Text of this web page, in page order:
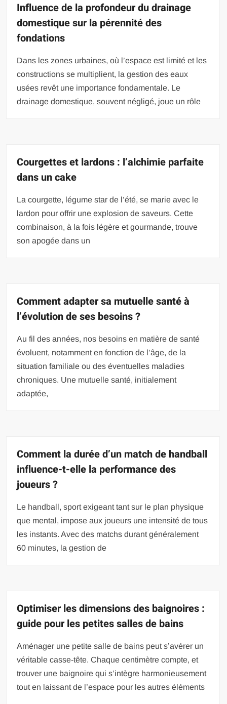
Influence de la profondeur du drainage
domestique sur la pérennité des
fondations
Dans les zones urbaines, où l’espace est limité et les
constructions se multiplient, la gestion des eaux
usées revêt une importance fondamentale. Le
drainage domestique, souvent négligé, joue un rôle
Courgettes et lardons : l’alchimie parfaite
dans un cake
La courgette, légume star de l’été, se marie avec le
lardon pour offrir une explosion de saveurs. Cette
combinaison, à la fois légère et gourmande, trouve
son apogée dans un
Comment adapter sa mutuelle santé à
l’évolution de ses besoins ?
Au fil des années, nos besoins en matière de santé
évoluent, notamment en fonction de l’âge, de la
situation familiale ou des éventuelles maladies
chroniques. Une mutuelle santé, initialement
adaptée,
Comment la durée d’un match de handball
influence-t-elle la performance des
joueurs ?
Le handball, sport exigeant tant sur le plan physique
que mental, impose aux joueurs une intensité de tous
les instants. Avec des matchs durant généralement
60 minutes, la gestion de
Optimiser les dimensions des baignoires :
guide pour les petites salles de bains
Aménager une petite salle de bains peut s’avérer un
véritable casse-tête. Chaque centimètre compte, et
trouver une baignoire qui s’intègre harmonieusement
tout en laissant de l’espace pour les autres éléments